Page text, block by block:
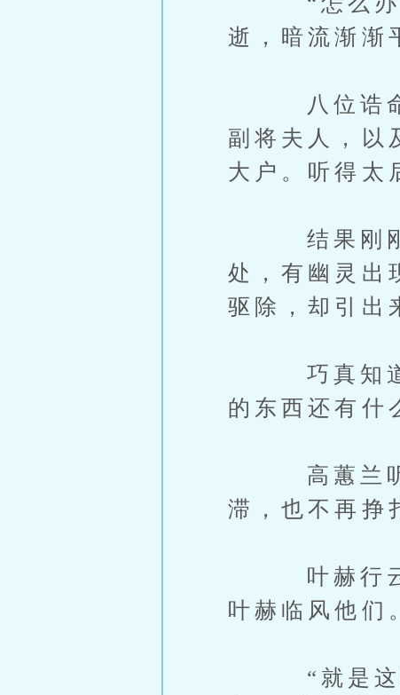
逝，暗流渐渐
八位诰命分
副将夫人，以
大户。听得太
结果刚刚修
处，有幽灵出
驱除，却引出
巧真知道大
的东西还有什
高蕙兰听了
滞，也不再挣
叶赫行云也
叶赫临风他们
“就是这里